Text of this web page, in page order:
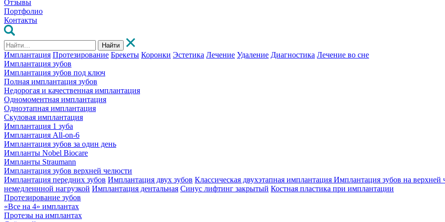
Отзывы
Портфолио
Контакты
Найти
Имплантация Протезирование Брекеты Коронки Эстетика Лечение Удаление Диагностика Лечение во сне
Имплантация зубов
Имплантация зубов под ключ
Полная имплантация зубов
Недорогая и качественная имплантация
Одномоментная имплантация
Одноэтапная имплантация
Скуловая имплантация
Имплантация 1 зуба
Имплантация All-on-6
Имплантация зубов за один день
Импланты Nobel Biocare
Импланты Straumann
Имплантация зубов верхней челюсти
Имплантация передних зубов Имплантация двух зубов Классическая двухэтапная имплантация Имплантация зубов на верхней
немедленнной нагрузкой Имплантация дентальная Синус лифтинг закрытый Костная пластика при имплантации
Протезирование зубов
«Все на 4» имплантах
Протезы на имплантах